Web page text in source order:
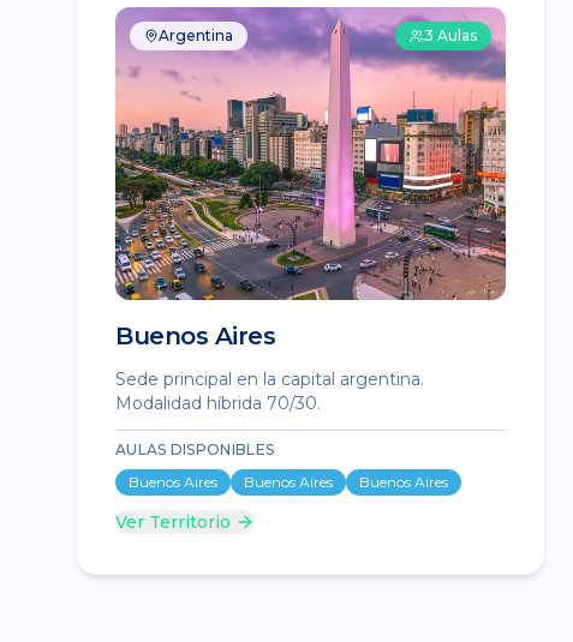
Argentina 3 Aulas
Buenos Aires
Sede principal en la capital argentina.
Modalidad híbrida 70/30.
AULAS DISPONIBLES
Buenos Aires
Buenos Aires Buenos Aires
Ver Territorio